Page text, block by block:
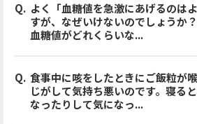
よく「血糖値を急激にあげるのは
すが、なぜいけないのでしょうか
血糖値がどれくらいな...
食事中に咳をしたときにご飯粒が
じがして気持ち悪いのです。寝る
なったりして気になっ...